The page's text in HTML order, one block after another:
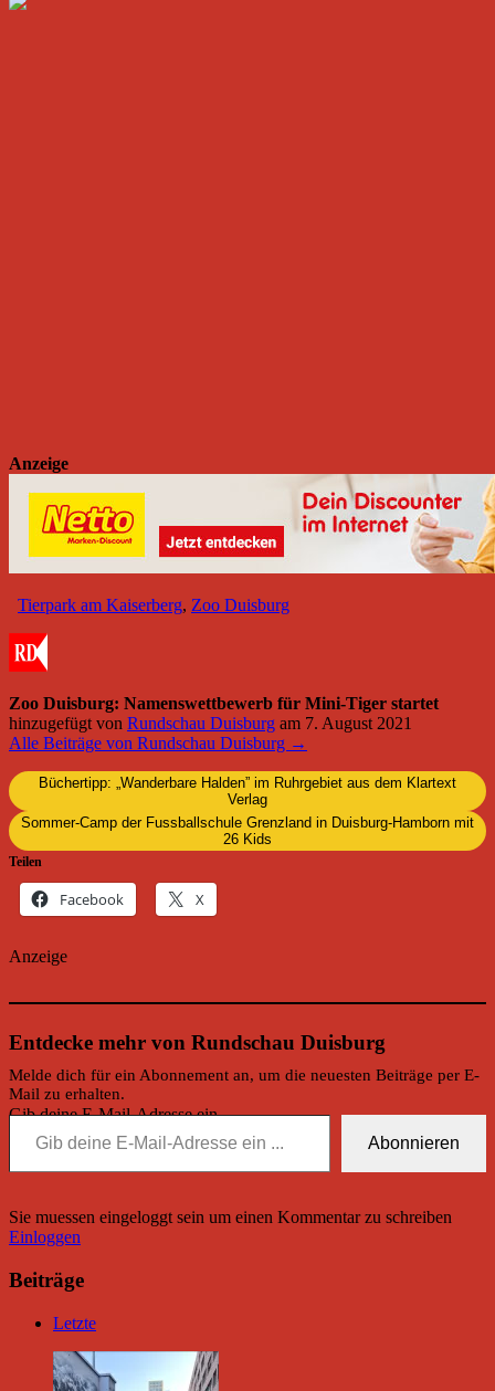
Anzeige
Tierpark am Kaiserberg, Zoo Duisburg
Zoo Duisburg: Namenswettbewerb für Mini-Tiger startet
hinzugefügt von Rundschau Duisburg am 7. August 2021
Alle Beiträge von Rundschau Duisburg →
Büchertipp: „Wanderbare Halden” im Ruhrgebiet aus dem Klartext
Verlag
Sommer-Camp der Fussballschule Grenzland in Duisburg-Hamborn mit
26 Kids
Teilen
Facebook X
Anzeige
Entdecke mehr von Rundschau Duisburg
Melde dich für ein Abonnement an, um die neuesten Beiträge per E-
Mail zu erhalten.
Gib deine E-Mail-Adresse ein ...
Abonnieren
Sie muessen eingeloggt sein um einen Kommentar zu schreiben
Einloggen
Beiträge
Letzte